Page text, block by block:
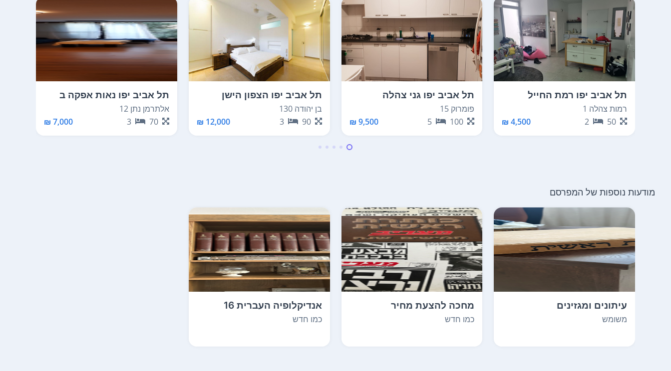
תל אביב יפו רמת החייל
רמות צהלה 1
50
2
4,500 ₪
תל אביב יפו גני צהלה
פומרוק 15
100
5
9,500 ₪
תל אביב יפו הצפון הישן
החלק המרכזי
בן יהודה 130
90
3
12,000 ₪
תל אביב יפו נאות אפקה ב
אלתרמן נתן 12
70
3
7,000 ₪
מודעות נוספות של המפרסם
עיתונים ומגזינים
משומש
מחכה להצעת מחיר
כמו חדש
אנדיקלופיה העברית 16
ספרים
כמו חדש